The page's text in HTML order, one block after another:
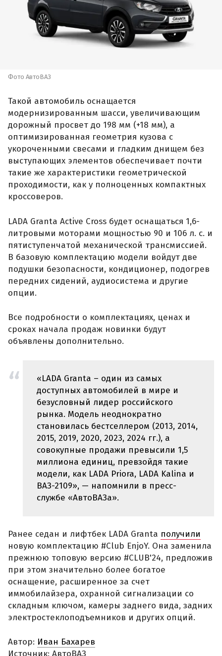
Фото АвтоВАЗ
Такой автомобиль оснащается
модернизированным шасси, увеличивающим
дорожный просвет до 198 мм (+18 мм), а
оптимизированная геометрия кузова с
укороченными свесами и гладким днищем без
выступающих элементов обеспечивает почти
такие же характеристики геометрической
проходимости, как у полноценных компактных
кроссоверов.
LADA Granta Active Cross будет оснащаться 1,6-
литровыми моторами мощностью 90 и 106 л. с. и
пятиступенчатой механической трансмиссией.
В базовую комплектацию модели войдут две
подушки безопасности, кондиционер, подогрев
передних сидений, аудиосистема и другие
опции.
Все подробности о комплектациях, ценах и
сроках начала продаж новинки будут
объявлены дополнительно.
«LADA Granta – один из самых
доступных автомобилей в мире и
безусловный лидер российского
рынка. Модель неоднократно
становилась бестселлером (2013, 2014,
2015, 2019, 2020, 2023, 2024 гг.), а
совокупные продажи превысили 1,5
миллиона единиц, превзойдя такие
модели, как LADA Priora, LADA Kalina и
ВАЗ-2109», — напомнили в пресс-
службе «АвтоВАЗа».
Ранее седан и лифтбек LADA Granta получили
новую комплектацию #Club EnjoY. Она заменила
прежнюю топовую версию #CLUB'24, предложив
при этом значительно более богатое
оснащение, расширенное за счет
иммобилайзера, охранной сигнализации со
складным ключом, камеры заднего вида, задних
электростеклоподъемников и других опций.
Автор: Иван Бахарев
Источник: АвтоВАЗ